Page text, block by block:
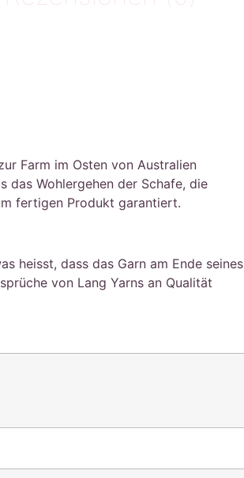
Farm im Osten von Australien
das Wohlergehen der Schafe, die
fertigen Produkt garantiert.
heisst, dass das Garn am Ende seines
von Lang Yarns an Qualität